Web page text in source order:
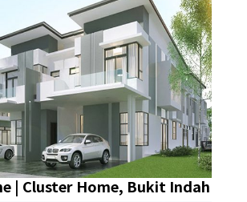
| Cluster Home, Bukit Indah